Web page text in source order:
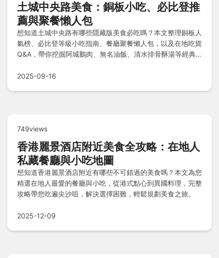
土城中央路美食：銅板小吃、必比登推
薦與聚餐懶人包
想知道土城中央路有哪些隱藏版美食必吃嗎？本文整理銅板人
氣榜、必比登等級小吃指南、餐廳聚餐懶人包，以及在地吃貨
Q&A，帶你挖掘阿城鵝肉、無名油飯、清水排骨酥湯等經典
美食之旅！
2025-09-16
749views
香港麗景酒店附近美食全攻略：在地人
私藏餐廳與小吃地圖
想知道香港麗景酒店附近有哪些不可錯過的美食嗎？本文為您
精選在地人最愛的餐廳與小吃，從港式點心到異國料理，完整
攻略帶您吃遍尖沙咀，解決選擇困難，輕鬆規劃美食之旅。
2025-12-09